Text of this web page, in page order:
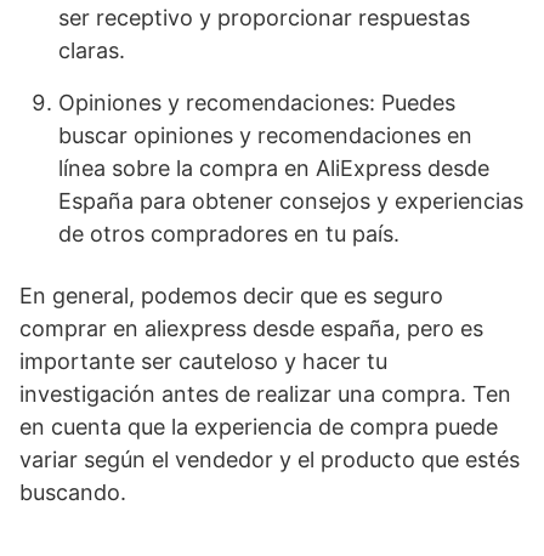
ser receptivo y proporcionar respuestas
claras.
Opiniones y recomendaciones: Puedes
buscar opiniones y recomendaciones en
línea sobre la compra en AliExpress desde
España para obtener consejos y experiencias
de otros compradores en tu país.
En general, podemos decir que es seguro
comprar en aliexpress desde españa, pero es
importante ser cauteloso y hacer tu
investigación antes de realizar una compra. Ten
en cuenta que la experiencia de compra puede
variar según el vendedor y el producto que estés
buscando.